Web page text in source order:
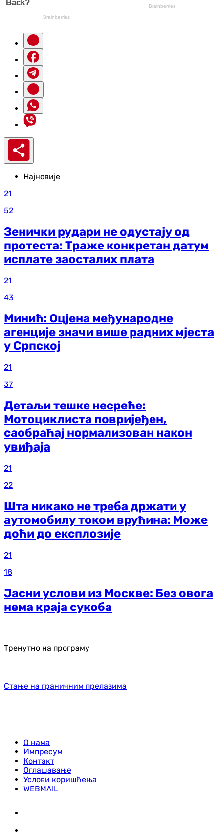
Најновије
21
52
Зенички рудари не одустају од
протеста: Траже конкретан датум
исплате заосталих плата
21
43
Минић: Оцјена међународне
агенције значи више радних мјеста
у Српској
21
37
Детаљи тешке несреће:
Мотоциклиста повријеђен,
саобраћај нормализован након
увиђаја
21
22
Шта никако не треба држати у
аутомобилу током врућина: Може
доћи до експлозије
21
18
Јасни услови из Москве: Без овога
нема краја сукоба
Тренутно на програму
Стање на граничним прелазима
О нама
Импресум
Контакт
Оглашавање
Услови коришћења
WEBMAIL